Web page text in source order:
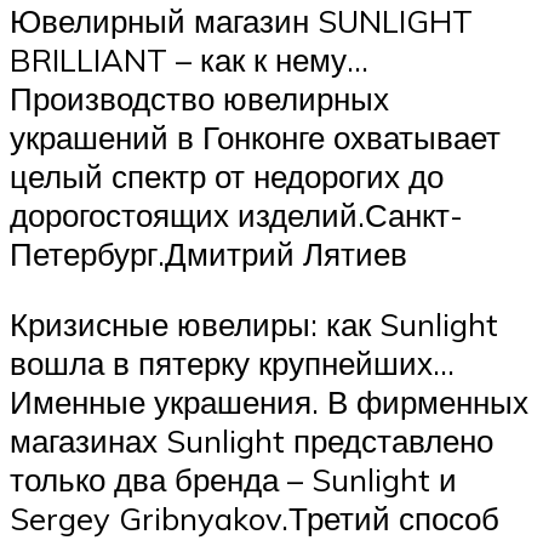
Ювелирный магазин SUNLIGHT
BRILLIANT – как к нему…
Производство ювелирных
украшений в Гонконге охватывает
целый спектр от недорогих до
дорогостоящих изделий.Санкт-
Петербург.Дмитрий Лятиев
Кризисные ювелиры: как Sunlight
вошла в пятерку крупнейших…
Именные украшения. В фирменных
магазинах Sunlight представлено
только два бренда – Sunlight и
Sergey Gribnyakov.Третий способ